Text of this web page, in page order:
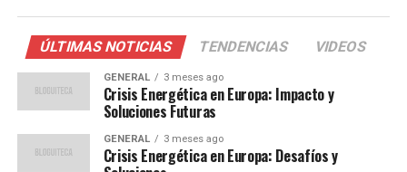
El proyecto de la magistrada Soto detalló que no se
consideró adecuadamente el escrito de deslinde
presentado por Esquivel. Además, argumentó que una
manta y un banner en un evento organizado por una
asociación civil no constituían propaganda electoral, y
por lo tanto, no había obligación de reportarlos como
gastos de campaña.
ÚLTIMAS NOTICIAS TENDENCIAS VIDEOS
GENERAL 3 meses ago
Crisis Energética en Europa: Impacto y
Soluciones Futuras
GENERAL 3 meses ago
Crisis Energética en Europa: Desafíos y